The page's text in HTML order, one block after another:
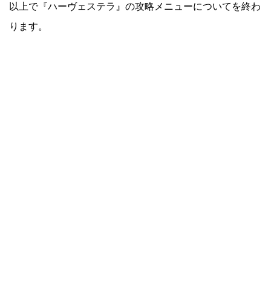
以上で『ハーヴェステラ』の攻略メニューについてを終わ
ります。